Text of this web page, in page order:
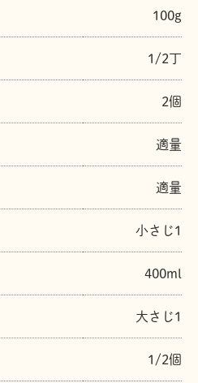
100g
1/2丁
2個
適量
適量
小さじ1
400ml
大さじ1
1/2個